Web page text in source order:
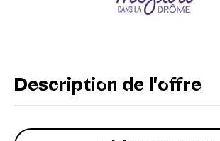
Description de l'offre